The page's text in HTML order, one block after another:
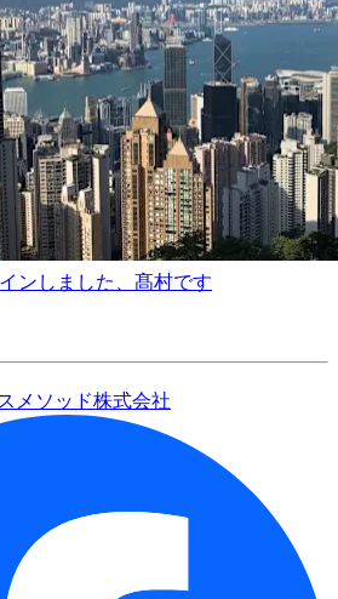
ンしました、髙村です
メソッド株式会社